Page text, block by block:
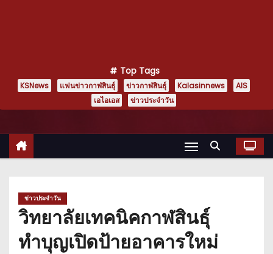
Top Tags
KSNews แฟนข่าวกาฬสินธุ์ ข่าวกาฬสินธุ์ Kalasinnews
AIS
เอไอเอส
ข่าวประจำวัน
ข่าวประจำวัน
วิทยาลัยเทคนิคกาฬสินธุ์
ทำบุญเปิดป้ายอาคารใหม่